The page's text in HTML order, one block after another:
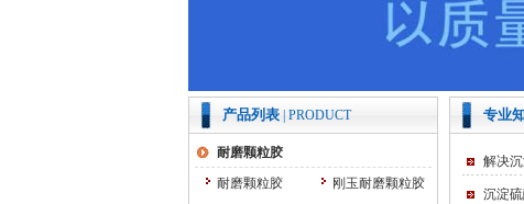
专业
解决
沉淀
产品列表| PRODUCT
耐磨颗粒胶
耐磨颗粒胶
刚玉耐磨颗粒胶